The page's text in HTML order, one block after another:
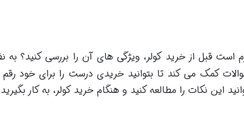
است قبل از خرید کولر، ویژگی های آن را بررسی کنید؟ به
کمک می کند تا بتوانید خریدی درست را برای خود رقم